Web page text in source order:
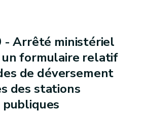
-Arrêté ministériel
formulaire relatif
de déversement
des stations